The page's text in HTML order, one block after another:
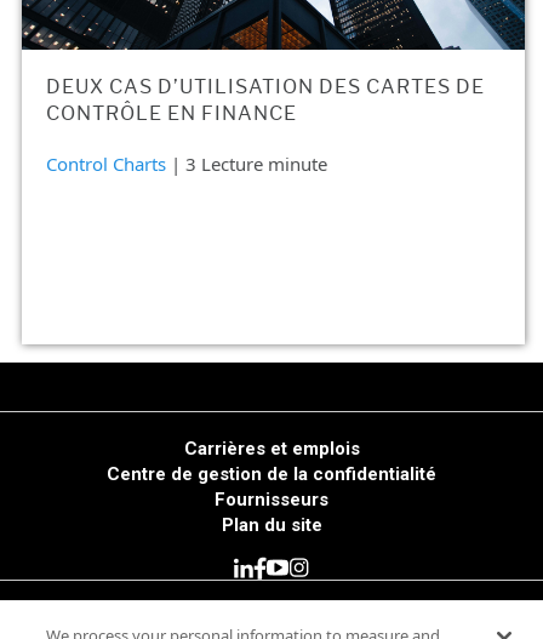
DEUX CAS D’UTILISATION DES CARTES DE
CONTRÔLE EN FINANCE
Control Charts | 3 Lecture minute
Carrières et emplois
Centre de gestion de la confidentialité
Fournisseurs
Plan du site
© 2025 Minitab, LLC. All Rights Reserved.